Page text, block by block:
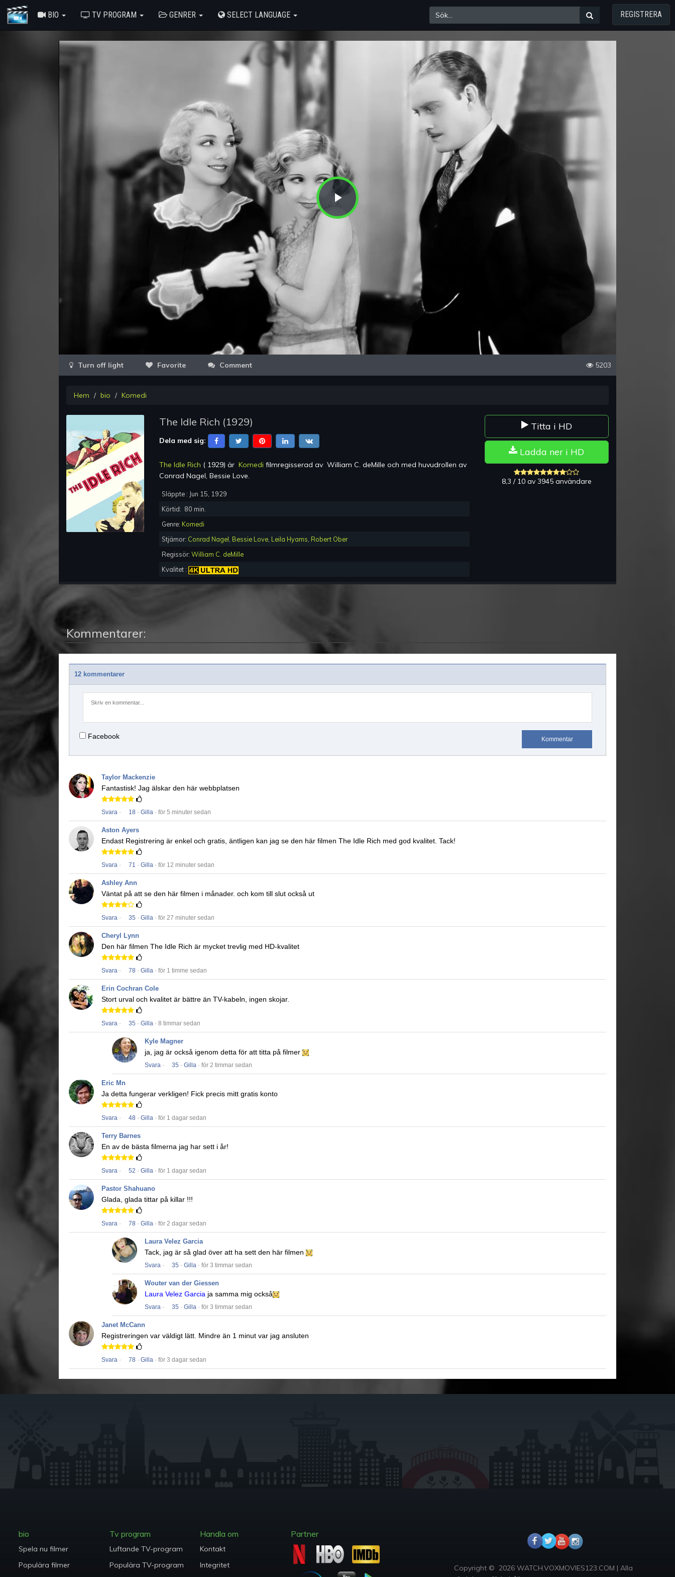
BIO TV PROGRAM GENRER SELECT LANGUAGE REGISTRERA
Play
Video
Favorite Comment 5203
Hem bio Komedi
The Idle Rich (1929)
Dela med sig:
The Idle Rich ( 1929) är Komedi filmregisserad av William C. deMille och med huvudrollen av
Conrad Nagel, Bessie Love.
Släppte : Jun 15, 1929
Körtid: 80 min.
Genre: Komedi
Stjärnor: Conrad Nagel, Bessie Love, Leila Hyams, Robert Ober
Regissör: William C. deMille
Kvalitet :
Titta i HD
Ladda ner i HD
8,3 / 10 av 3945 användare
Kommentarer:
12 kommentarer
Facebook Kommentar
Taylor Mackenzie
Fantastisk! Jag älskar den här webbplatsen
Svara · 18 · Gilla · för 5 minuter sedan
Aston Ayers
Endast Registrering är enkel och gratis, äntligen kan jag se den här filmen The Idle Rich med god kvalitet. Tack!
Svara · 71 · Gilla · för 12 minuter sedan
Ashley Ann
Väntat på att se den här filmen i månader. och kom till slut också ut
Svara · 35 · Gilla · för 27 minuter sedan
Cheryl Lynn
Den här filmen The Idle Rich är mycket trevlig med HD-kvalitet
Svara · 78 · Gilla · för 1 timme sedan
Erin Cochran Cole
Stort urval och kvalitet är bättre än TV-kabeln, ingen skojar.
Svara · 35 · Gilla · 8 timmar sedan
Kyle Magner
ja, jag är också igenom detta för att titta på filmer
Svara · 35 · Gilla · för 2 timmar sedan
Eric Mn
Ja detta fungerar verkligen! Fick precis mitt gratis konto
Svara · 48 · Gilla · för 1 dagar sedan
Terry Barnes
En av de bästa filmerna jag har sett i år!
Svara · 52 · Gilla · för 1 dagar sedan
Pastor Shahuano
Glada, glada tittar på killar !!!
Svara · 78 · Gilla · för 2 dagar sedan
Laura Velez Garcia
Tack, jag är så glad över att ha sett den här filmen
Svara · 35 · Gilla · för 3 timmar sedan
Wouter van der Giessen
Laura Velez Garcia ja samma mig också
Svara · 35 · Gilla · för 3 timmar sedan
Janet McCann
Registreringen var väldigt lätt. Mindre än 1 minut var jag ansluten
Svara · 78 · Gilla · för 3 dagar sedan
bio
Spela nu filmer
Populära filmer
Tv program
Luftande TV-program
Populära TV-program
Handla om
Kontakt
Integritet
Partner
Copyright © 2026 WATCH.VOXMOVIES123.COM | Alla